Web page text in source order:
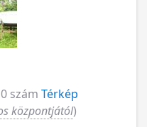
szám Térkép
központjától)